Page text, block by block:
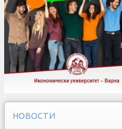
НОВОСТИ